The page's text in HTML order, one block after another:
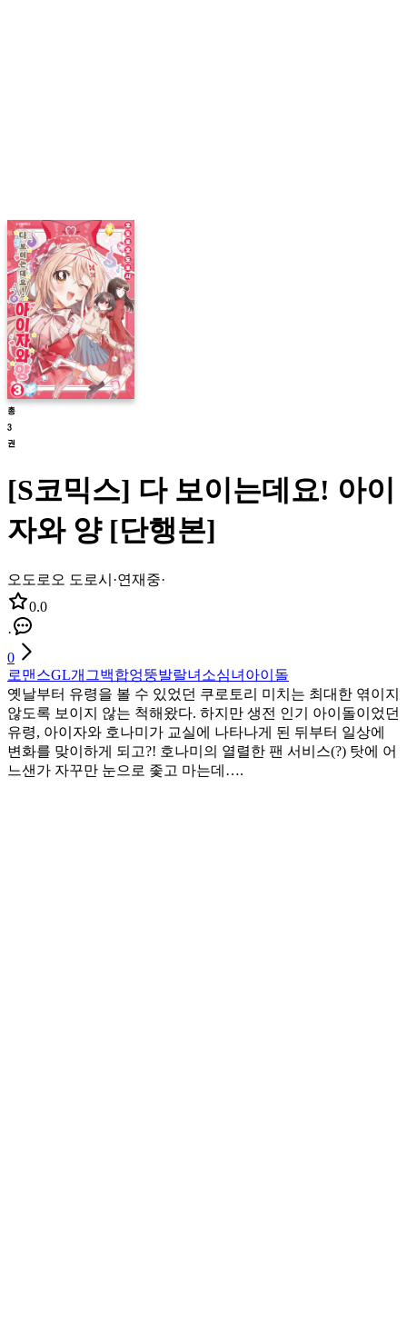
[S코믹스] 다 보이는데요! 아이
자와 양 [단행본]
오도로오 도로시 ·연재중·
0.0
·
0
로맨스GL개그백합엉뚱발랄녀 소심녀 아이돌
옛날부터 유령을 볼 수 있었던 쿠로토리 미치는 최대한 엮이지
않도록 보이지 않는 척해왔다. 하지만 생전 인기 아이돌이었던
유령, 아이자와 호나미가 교실에 나타나게 된 뒤부터 일상에
변화를 맞이하게 되고?! 호나미의 열렬한 팬 서비스(?) 탓에 어
느샌가 자꾸만 눈으로 좇고 마는데….